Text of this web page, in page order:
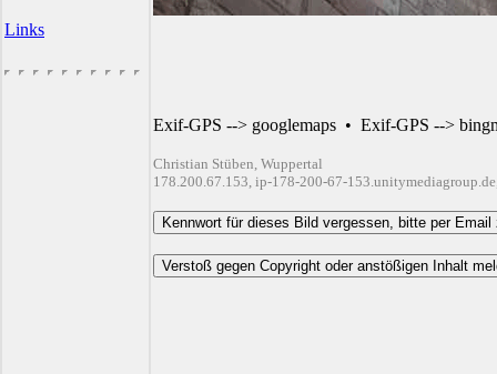
Links
Exif-GPS --> googlemaps • Exif-GPS -->
Christian Stüben, Wuppertal
178.200.67.153, ip-178-200-67-